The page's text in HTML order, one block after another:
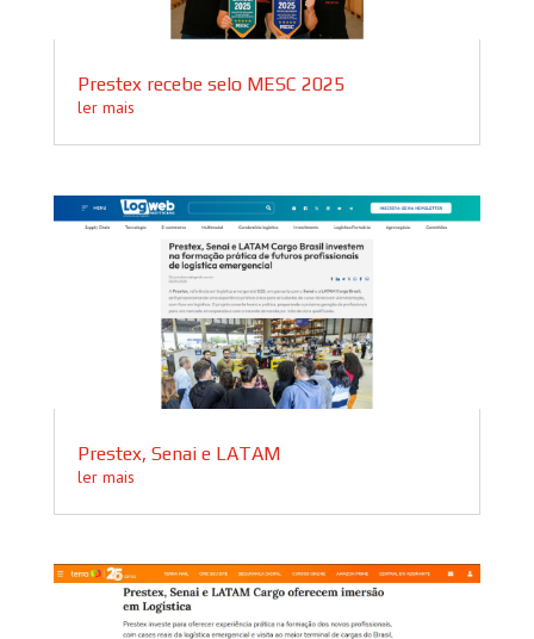
Prestex recebe selo MESC 2025
ler mais
Prestex, Senai e LATAM
ler mais